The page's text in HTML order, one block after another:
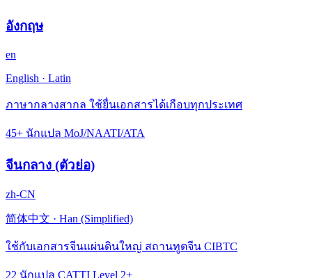
อังกฤษ
en
English · Latin
ภาษากลางสากล ใช้ยื่นเอกสารได้เกือบทุกประเทศ
45+ นักแปล MoJ/NAATI/ATA
จีนกลาง (ตัวย่อ)
zh-CN
简体中文 · Han (Simplified)
ใช้กับเอกสารจีนแผ่นดินใหญ่ สถานทูตจีน CIBTC
22 นักแปล CATTI Level 2+